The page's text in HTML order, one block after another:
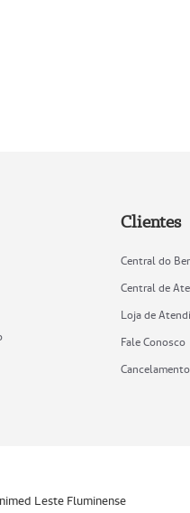
Clientes
Central do
Central de
Loja de
Fale Conosco
Leste Fluminense